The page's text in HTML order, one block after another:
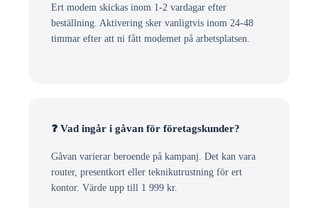
Ert modem skickas inom 1-2 vardagar efter
beställning. Aktivering sker vanligtvis inom 24-48
timmar efter att ni fått modemet på arbetsplatsen.
❓ Vad ingår i gåvan för företagskunder?
Gåvan varierar beroende på kampanj. Det kan vara
router, presentkort eller teknikutrustning för ert
kontor. Värde upp till 1 999 kr.